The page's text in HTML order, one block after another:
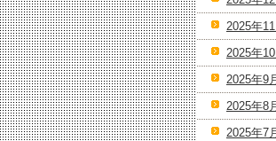
2025年11
2025年10
2025年9
2025年8
2025年7